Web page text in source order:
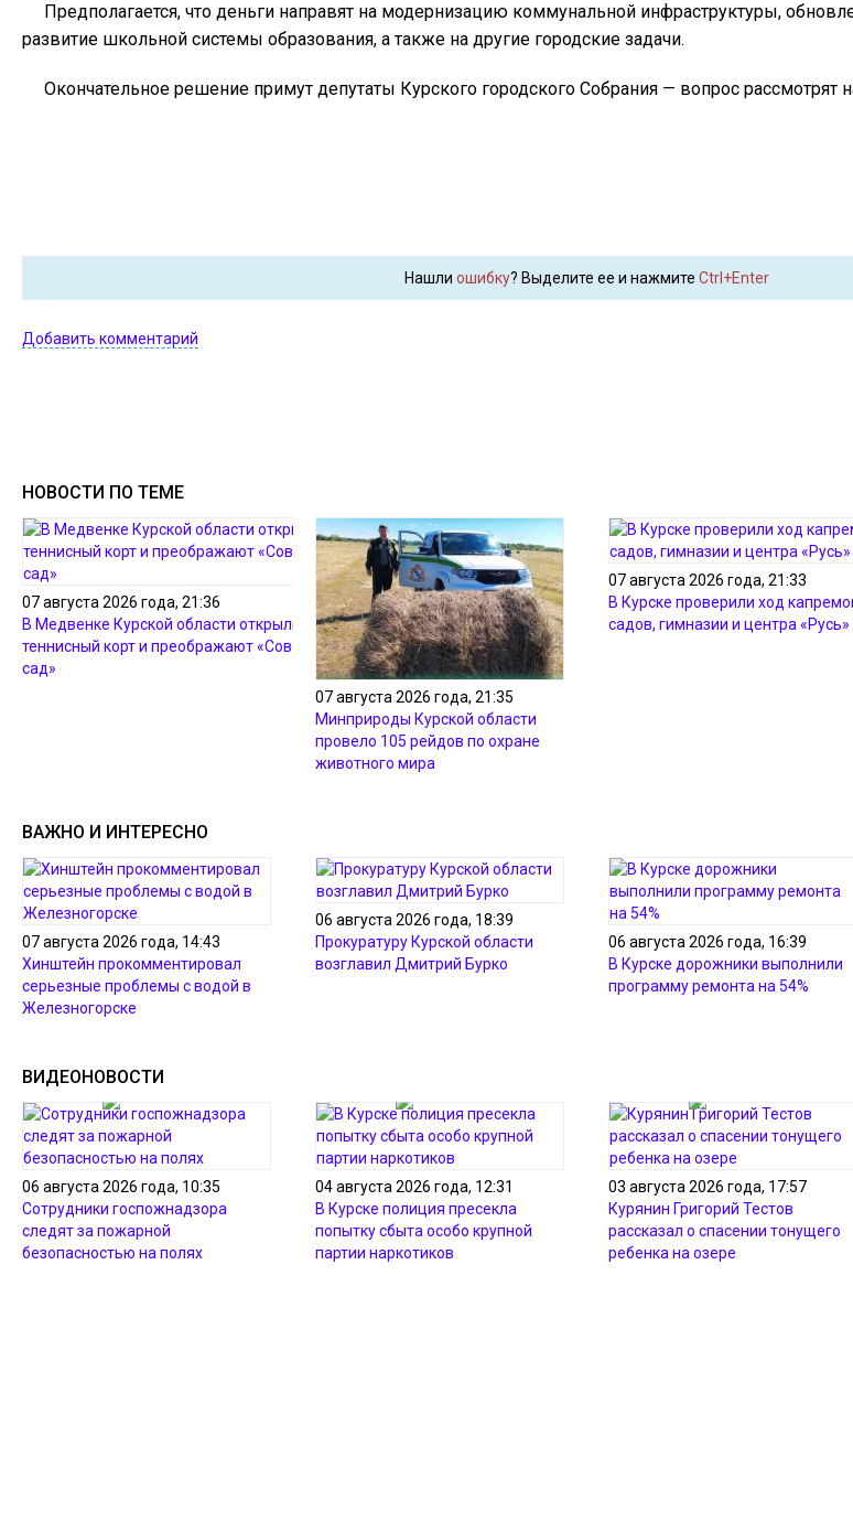
Предполагается, что деньги направят на модернизацию коммунальной инфраструктуры,
развитие школьной системы образования, а также на другие городские задачи.
Окончательное решение примут депутаты Курского городского Собрания — вопрос рассмотрят
Нашли ошибку? Выделите ее и нажмите Ctrl+Enter
Добавить комментарий
НОВОСТИ ПО ТЕМЕ
07 августа 2026 года, 21:36
В Медвенке Курской области открыли
теннисный корт и преображают «Советский
сад»
07 августа 2026 года, 21:35
Минприроды Курской области
провело 105 рейдов по охране
животного мира
07 августа 2026 года, 21:33
В Курске проверили ход
садов, гимназии и центра «Русь»
ВАЖНО И ИНТЕРЕСНО
07 августа 2026 года, 14:43
Хинштейн прокомментировал
серьезные проблемы с водой в
Железногорске
06 августа 2026 года, 18:39
Прокуратуру Курской области
возглавил Дмитрий Бурко
06 августа 2026 года, 16:39
В Курске дорожники выполнили
программу ремонта на 54%
ВИДЕОНОВОСТИ
06 августа 2026 года, 10:35
Сотрудники госпожнадзора
следят за пожарной
безопасностью на полях
04 августа 2026 года, 12:31
В Курске полиция пресекла
попытку сбыта особо крупной
партии наркотиков
03 августа 2026 года, 17:57
Курянин Григорий Тестов
рассказал о спасении тонущего
ребенка на озере